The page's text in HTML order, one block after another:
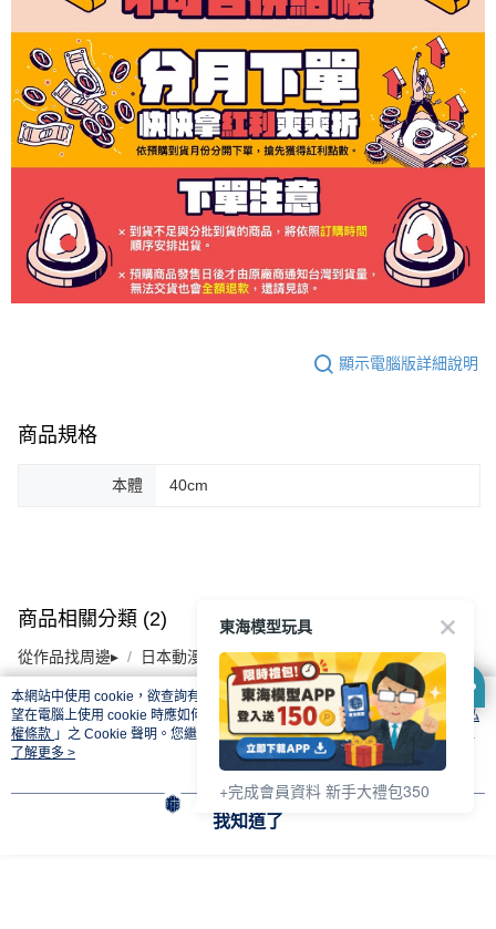
顯示電腦版詳細說明
商品規格
本體 40cm
商品相關分類 (2)
從作品找周邊▸ 日本動漫 周邊商品 OVERLORD
⏰預購開賣中 🔥最新預購商品
本分類熱銷 全站排行
本網站中使用 cookie，欲查詢有關本網站使用 cookie 方式之詳情，及若您不希
望在電腦上使用 cookie 時應如何變更電腦的 cookie 設定，請參閱本網站「
隱私
權條款 」之 Cookie 聲明。您繼續使用本網站即表示您同意本公司得按本網站使
用條款之 Cookie 聲明使用 cookie。
了解更多 >
我知道了
東海模型玩具
+完成會員資料 新手大禮包350